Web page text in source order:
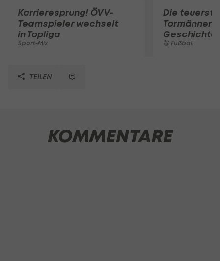
Karrieresprung! ÖVV-
Teamspieler wechselt
in Topliga
Sport-Mix
Die
Tormänner
Geschichte
Fußball
TEILEN
KOMMENTARE